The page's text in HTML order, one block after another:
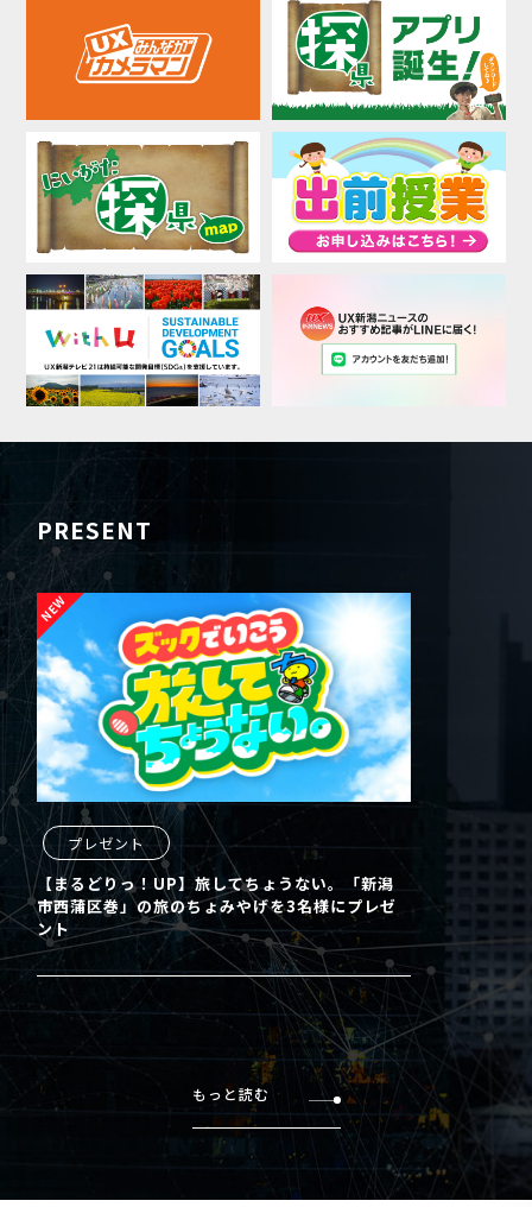
PRESENT
プレゼント
【まるどりっ！UP】旅してちょうない。「新潟
市西蒲区巻」の旅のちょみやげを3名様にプレゼ
ント
もっと読む